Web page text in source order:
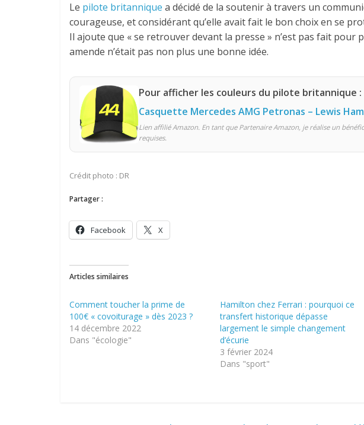
Le pilote britannique a décidé de la soutenir à travers un
courageuse, et considérant qu’elle avait fait le bon choix en se
Il ajoute que « se retrouver devant la presse » n’est pas fait pour
amende n’était pas non plus une bonne idée.
Pour afficher les couleurs du pilote britannique :
Casquette Mercedes AMG Petronas – Lewis
Lien affilié Amazon. En tant que Partenaire Amazon, je réalise un
requises.
Crédit photo : DR
Partager :
Facebook X
Articles similaires
Comment toucher la prime de
100€ « covoiturage » dès 2023 ?
14 décembre 2022
Dans "écologie"
Hamilton chez Ferrari : pourquoi ce
transfert historique dépasse
largement le simple changement
d’écurie
3 février 2024
Dans "sport"